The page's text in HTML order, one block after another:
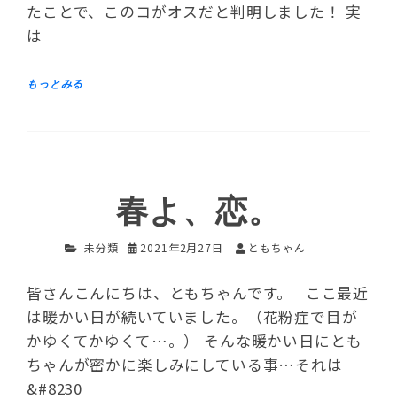
たことで、このコがオスだと判明しました！ 実
は
春よ、恋。
未分類 2021年2月27日 ともちゃん
皆さんこんにちは、ともちゃんです。 ここ最近
は暖かい日が続いていました。（花粉症で目が
かゆくてかゆくて…。） そんな暖かい日にとも
ちゃんが密かに楽しみにしている事…それは
&#8230